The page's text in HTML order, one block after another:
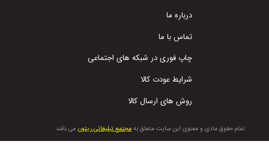
تمام حقوق مادی و معنوی این سایت متعلق به مجتمع تبلیغاتی ریتون می باشد.
درباره ما
تماس با ما
چاپ فوری در شبکه های اجتماعی
شرایط عودت کالا
روش های ارسال کالا